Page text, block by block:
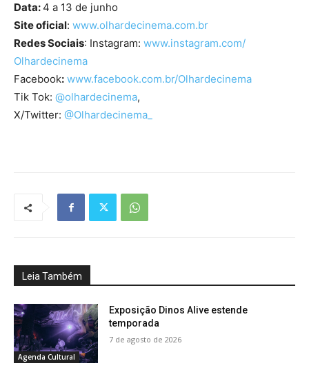
Data:4 a 13 de junho
Site oficial: www.olhardecinema.com.br
Redes Sociais: Instagram: www.instagram.com/
Olhardecinema
Facebook: www.facebook.com.br/Olhardecinema
Tik Tok: @olhardecinema,
X/Twitter: @Olhardecinema_
Leia Também
Agenda Cultural
Exposição Dinos Alive estende
temporada
7 de agosto de 2026